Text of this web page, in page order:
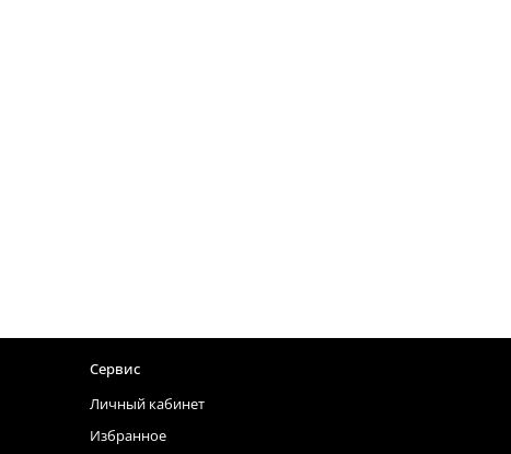
Сервис
Личный кабинет
Избранное